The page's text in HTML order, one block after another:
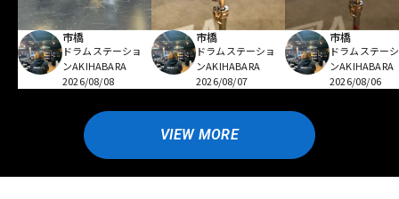
市橋
ドラムステーショ
ンAKIHABARA
2026/08/08
市橋
ドラムステーショ
ンAKIHABARA
2026/08/07
市橋
ドラムステー
ンAKIHABARA
2026/08/06
VIEW MORE